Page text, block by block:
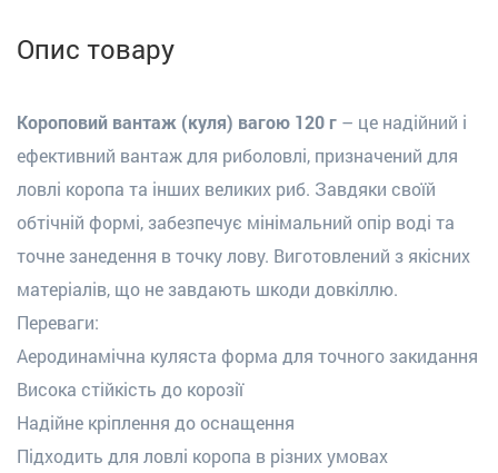
Опис товару
Короповий вантаж (куля) вагою 120 г – це надійний і
ефективний вантаж для риболовлі, призначений для
ловлі коропа та інших великих риб. Завдяки своїй
обтічній формі, забезпечує мінімальний опір воді та
точне занедення в точку лову. Виготовлений з якісних
матеріалів, що не завдають шкоди довкіллю.
Переваги:
Аеродинамічна куляста форма для точного закидання
Висока стійкість до корозії
Надійне кріплення до оснащення
Підходить для ловлі коропа в різних умовах